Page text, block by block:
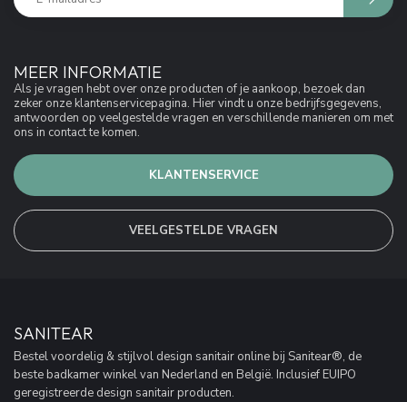
MEER INFORMATIE
Als je vragen hebt over onze producten of je aankoop, bezoek dan
zeker onze klantenservicepagina. Hier vindt u onze bedrijfsgegevens,
antwoorden op veelgestelde vragen en verschillende manieren om met
ons in contact te komen.
KLANTENSERVICE
VEELGESTELDE VRAGEN
SANITEAR
Bestel voordelig & stijlvol design sanitair online bij Sanitear®, de
beste badkamer winkel van Nederland en België. Inclusief EUIPO
geregistreerde design sanitair producten.